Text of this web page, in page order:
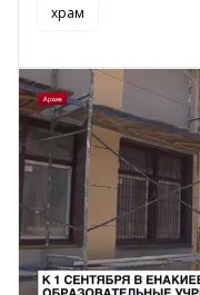
храм